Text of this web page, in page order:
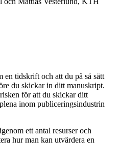
en tidskrift och att du på så sätt
du skickar in ditt manuskript.
för att du skickar ditt
inom publiceringsindustrin
ett antal resurser och
hur man kan utvärdera en